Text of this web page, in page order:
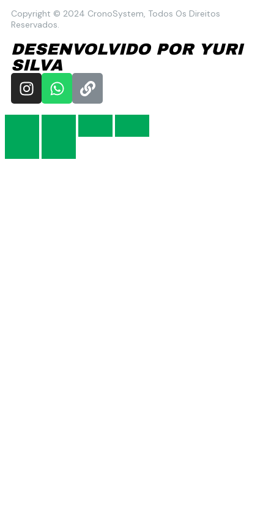
Copyright © 2024 CronoSystem, Todos Os Direitos
Reservados.
DESENVOLVIDO POR YURI
SILVA